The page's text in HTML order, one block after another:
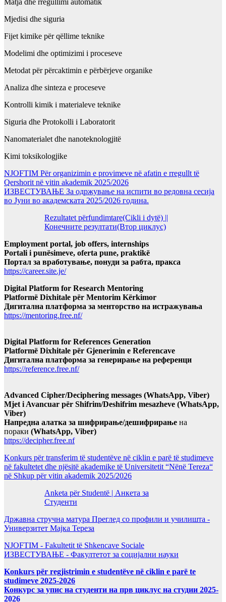
Mjedisi dhe siguria
Fijet kimike për qëllime teknike
Modelimi dhe optimizimi i proceseve
Metodat për përcaktimin e përbërjeve organike
Analiza dhe sinteza e proceseve
Kontrolli kimik i materialeve teknike
Siguria dhe Protokolli i Laboratorit
Nanomaterialet dhe nanoteknologjitë
Kimi toksikologjike
NJOFTIM Për organizimin e provimeve në afatin e rregullt të
Qershorit në vitin akademik 2025/2026
ИЗВЕСТУВАЊЕ За одржување на испити во редовна сесија
во Јуни во академската 2025/2026 година.
Rezultatet përfundimtare(Cikli i dytë) ||
Конечните резултати(Втор циклус)
Employment portal, job offers, internships
Portali i punësimeve, oferta pune, praktikë
Портал за вработување, понуди за рабта, пракса
https://career.site.je/
Digital Platform for Research Mentoring
Platformë Dixhitale për Mentorim Kërkimor
Дигитална платформа за менторство на истражувања
https://mentoring.free.nf/
Digital Platform for References Generation
Platformë Dixhitale për Gjenerimin e Referencave
Дигитална платформа за генерирање на референци
https://reference.free.nf/
Advanced Cipher/Deciphering messages (WhatsApp, Viber)
Mjet i Avancuar për Shifrim/Deshifrim mesazheve (WhatsApp,
Viber)
Напредна алатка за шифрирање/дешифрирање на
пораки (WhatsApp, Viber)
https://decipher.free.nf
Konkurs për transferim të studentëve në ciklin e parë të studimeve
në fakultetet dhe njësitë akademike të Universitetit “Nënë Tereza“
në Shkup për vitin akademik 2025/2026
Anketa për Studentë | Анкета за
Студенти
Државна стручна матура Преглед со профили и училишта -
Универзитет Мајка Тереза
NJOFTIM - Fakultetit të Shkencave Sociale
ИЗВЕСТУВАЊЕ - Факултетот за социјални науки
Konkurs për regjistrimin e studentëve në ciklin e parë te
studimeve 2025-2026
Конкурс за упис на студенти на прв циклус на студии 2025-
2026